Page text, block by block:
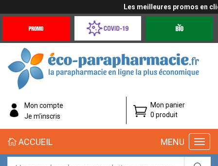
Les meilleures promos en
Offres
Coronavirus
éco-
parapharmacie.fr
éco-
parapharmacie.fr
Mon compte
Je m’inscris
Mon panier
0 produit
MENU
ACCUEIL